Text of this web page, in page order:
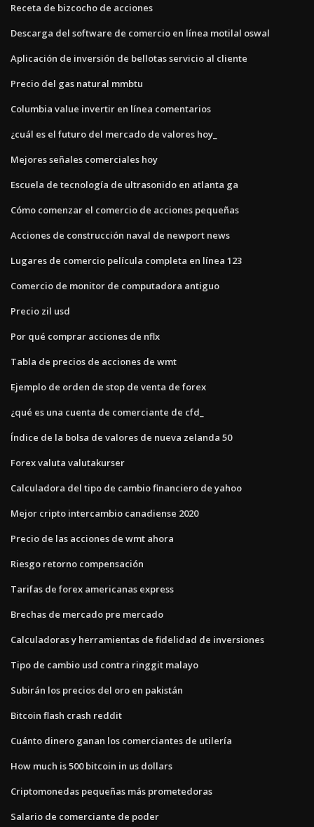
Receta de bizcocho de acciones
Descarga del software de comercio en línea motilal oswal
Aplicación de inversión de bellotas servicio al cliente
Precio del gas natural mmbtu
Columbia value invertir en línea comentarios
¿cuál es el futuro del mercado de valores hoy_
Mejores señales comerciales hoy
Escuela de tecnología de ultrasonido en atlanta ga
Cómo comenzar el comercio de acciones pequeñas
Acciones de construcción naval de newport news
Lugares de comercio película completa en línea 123
Comercio de monitor de computadora antiguo
Precio zil usd
Por qué comprar acciones de nflx
Tabla de precios de acciones de wmt
Ejemplo de orden de stop de venta de forex
¿qué es una cuenta de comerciante de cfd_
Índice de la bolsa de valores de nueva zelanda 50
Forex valuta valutakurser
Calculadora del tipo de cambio financiero de yahoo
Mejor cripto intercambio canadiense 2020
Precio de las acciones de wmt ahora
Riesgo retorno compensación
Tarifas de forex americanas express
Brechas de mercado pre mercado
Calculadoras y herramientas de fidelidad de inversiones
Tipo de cambio usd contra ringgit malayo
Subirán los precios del oro en pakistán
Bitcoin flash crash reddit
Cuánto dinero ganan los comerciantes de utilería
How much is 500 bitcoin in us dollars
Criptomonedas pequeñas más prometedoras
Salario de comerciante de poder